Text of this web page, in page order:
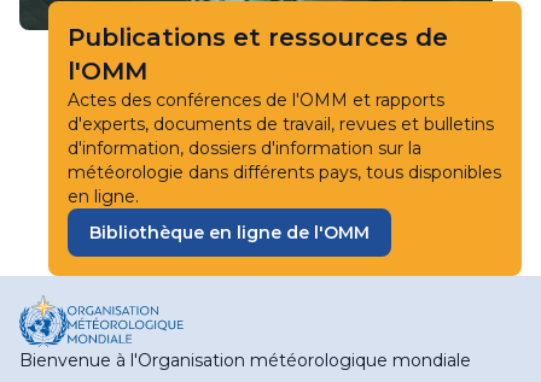
Publications et ressources de
l'OMM
Actes des conférences de l'OMM et rapports
d'experts, documents de travail, revues et bulletins
d'information, dossiers d'information sur la
météorologie dans différents pays, tous disponibles
en ligne.
Bibliothèque en ligne de l'OMM
Bienvenue à l'Organisation météorologique mondiale